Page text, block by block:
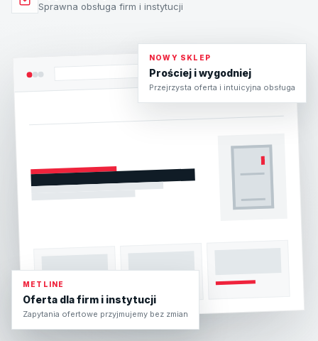
Sprawna obsługa firm i instytucji
NOWY SKLEP
Prościej i wygodniej
Przejrzysta oferta i intuicyjna obsługa
METLINE
Oferta dla firm i instytucji
Zapytania ofertowe przyjmujemy bez zmian